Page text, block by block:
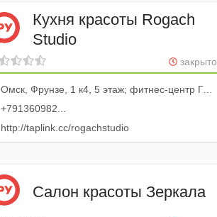
Кухня красоты Rogach
Studio
закрыто
Омск, Фрунзе, 1 к4, 5 этаж; фитнес-центр Гранд Фитнесс Холл
+791360982...
http://taplink.cc/rogachstudio
Салон красоты Зеркала